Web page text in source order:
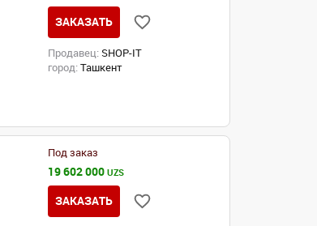
ЗАКАЗАТЬ
Продавец: SHOP-IT
город: Ташкент
Под заказ
19 602 000UZS
ЗАКАЗАТЬ